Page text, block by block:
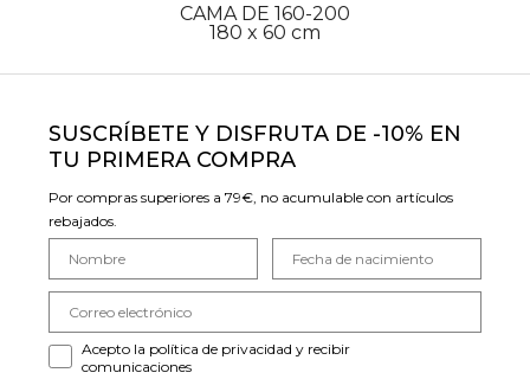
CAMA DE 160-200
180 x 60 cm
SUSCRÍBETE Y DISFRUTA DE -10% EN
TU PRIMERA COMPRA
Por compras superiores a 79€, no acumulable con artículos
rebajados.
Acepto la política de privacidad y recibir
comunicaciones